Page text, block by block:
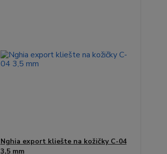
Nghia export kliešte na kožičky C-04
3,5 mm